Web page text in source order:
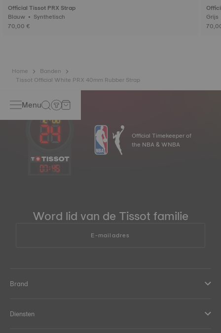
Official Tissot PRX Strap
Blauw • Synthetisch
70,00 €
Home
Banden
Tissot Official White PRX 40mm Rubber Strap
Menu
07:45
Official Timekeeper of
the NBA & WNBA
Word lid van de Tissot familie
E-mailadres
Brand
Diensten